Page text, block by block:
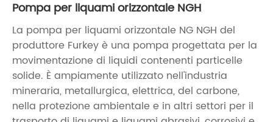
Pompa per liquami orizzontale NGH
La pompa per liquami orizzontale NG NGH del
produttore Furkey è una pompa progettata per la
movimentazione di liquidi contenenti particelle
solide. È ampiamente utilizzato nell'industria
mineraria, metallurgica, elettrica, del carbone,
nella protezione ambientale e in altri settori per il